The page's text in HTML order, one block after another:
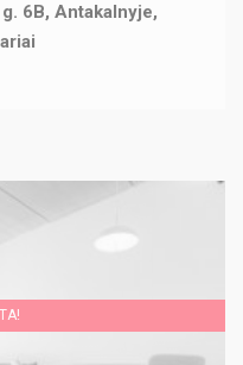
6B, Antakalnyje,